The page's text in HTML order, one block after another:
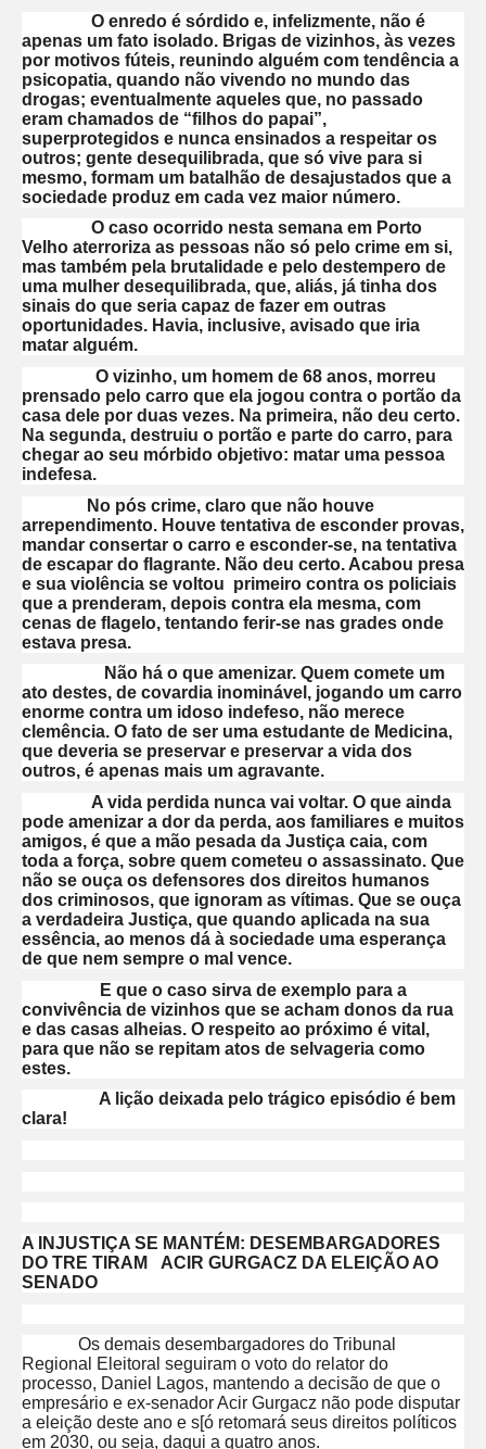
O enredo é sórdido e, infelizmente, não é
apenas um fato isolado. Brigas de vizinhos, às vezes
por motivos fúteis, reunindo alguém com tendência a
psicopatia, quando não vivendo no mundo das
drogas; eventualmente aqueles que, no passado
eram chamados de “filhos do papai”,
superprotegidos e nunca ensinados a respeitar os
outros; gente desequilibrada, que só vive para si
mesmo, formam um batalhão de desajustados que a
sociedade produz em cada vez maior número.
O caso ocorrido nesta semana em Porto
Velho aterroriza as pessoas não só pelo crime em si,
mas também pela brutalidade e pelo destempero de
uma mulher desequilibrada, que, aliás, já tinha dos
sinais do que seria capaz de fazer em outras
oportunidades. Havia, inclusive, avisado que iria
matar alguém.
O vizinho, um homem de 68 anos, morreu
prensado pelo carro que ela jogou contra o portão da
casa dele por duas vezes. Na primeira, não deu certo.
Na segunda, destruiu o portão e parte do carro, para
chegar ao seu mórbido objetivo: matar uma pessoa
indefesa.
No pós crime, claro que não houve
arrependimento. Houve tentativa de esconder provas,
mandar consertar o carro e esconder-se, na tentativa
de escapar do flagrante. Não deu certo. Acabou presa
e sua violência se voltou primeiro contra os policiais
que a prenderam, depois contra ela mesma, com
cenas de flagelo, tentando ferir-se nas grades onde
estava presa.
Não há o que amenizar. Quem comete um
ato destes, de covardia inominável, jogando um carro
enorme contra um idoso indefeso, não merece
clemência. O fato de ser uma estudante de Medicina,
que deveria se preservar e preservar a vida dos
outros, é apenas mais um agravante.
A vida perdida nunca vai voltar. O que ainda
pode amenizar a dor da perda, aos familiares e muitos
amigos, é que a mão pesada da Justiça caia, com
toda a força, sobre quem cometeu o assassinato. Que
não se ouça os defensores dos direitos humanos
dos criminosos, que ignoram as vítimas. Que se ouça
a verdadeira Justiça, que quando aplicada na sua
essência, ao menos dá à sociedade uma esperança
de que nem sempre o mal vence.
E que o caso sirva de exemplo para a
convivência de vizinhos que se acham donos da rua
e das casas alheias. O respeito ao próximo é vital,
para que não se repitam atos de selvageria como
estes.
A lição deixada pelo trágico episódio é bem
clara!
A INJUSTIÇA SE MANTÉM: DESEMBARGADORES
DO TRE TIRAM ACIR GURGACZ DA ELEIÇÃO AO
SENADO
Os demais desembargadores do Tribunal
Regional Eleitoral seguiram o voto do relator do
processo, Daniel Lagos, mantendo a decisão de que o
empresário e ex-senador Acir Gurgacz não pode disputar
a eleição deste ano e s[ó retomará seus direitos políticos
em 2030, ou seja, daqui a quatro anos.